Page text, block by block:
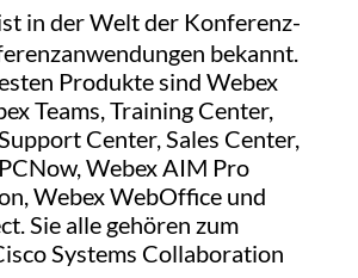
in der Welt der Konferenz-
bekannt.
Produkte sind Webex
Teams, Training Center,
Center, Sales Center,
Webex AIM Pro
Webex WebOffice und
Sie alle gehören zum
Systems Collaboration